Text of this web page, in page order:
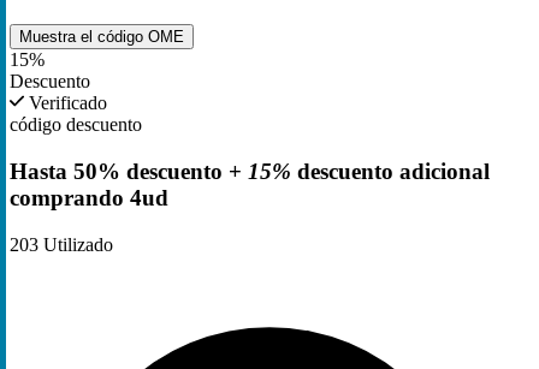
Muestra el código OME
15%
Descuento
Verificado
código descuento
Hasta 50% descuento + 15% descuento adicional
comprando 4ud
203 Utilizado